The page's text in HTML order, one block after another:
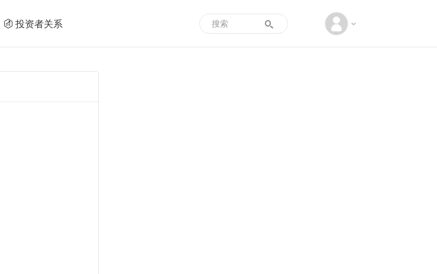
投资者关系